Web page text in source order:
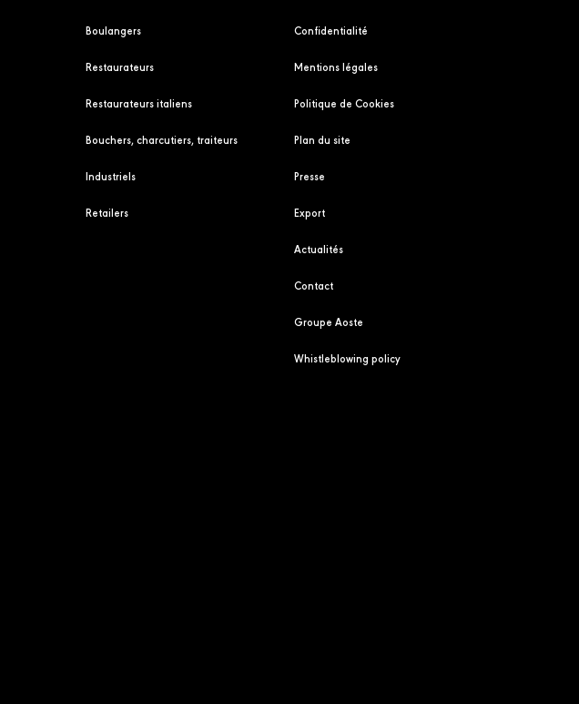
Boulangers
Restaurateurs
Restaurateurs italiens
Bouchers, charcutiers, traiteurs
Industriels
Retailers
Confidentialité
Mentions légales
Politique de Cookies
Plan du site
Presse
Export
Actualités
Contact
Groupe Aoste
Whistleblowing policy